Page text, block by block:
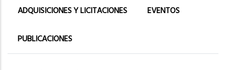
ADQUISICIONES Y LICITACIONES EVENTOS
PUBLICACIONES